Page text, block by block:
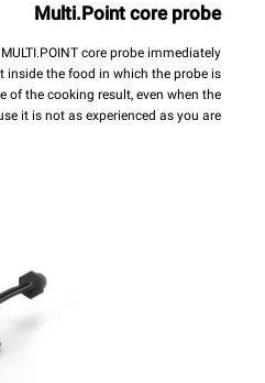
Multi.Point core probe
core probe immediately
inside the food in which the probe is
of the cooking result, even when the
it is not as experienced as you are.